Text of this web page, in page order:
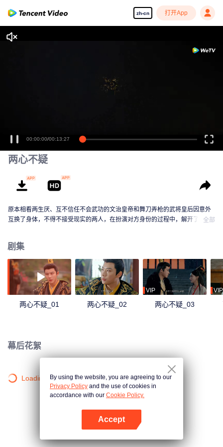
zh-cn 打开App
00:00:00/00:13:27
两心不疑
原本相看两生厌、互不信任不会武功的文治皇帝和舞刀弄枪的武将皇后因意外
互换了身体，不得不接受现实的两人，在扮演对方身份的过程中，解开了误
上体内的皇后也终于明白为什么皇上对自己的家族保有猜疑。
全部
剧集
两心不疑_01 两心不疑_02
VIP
两心不疑_03
VIP
幕后花絮
Loading…By using the website, you are agreeing to our
Privacy Policy and the use of cookies in
accordance with our Cookie Policy.
Accept